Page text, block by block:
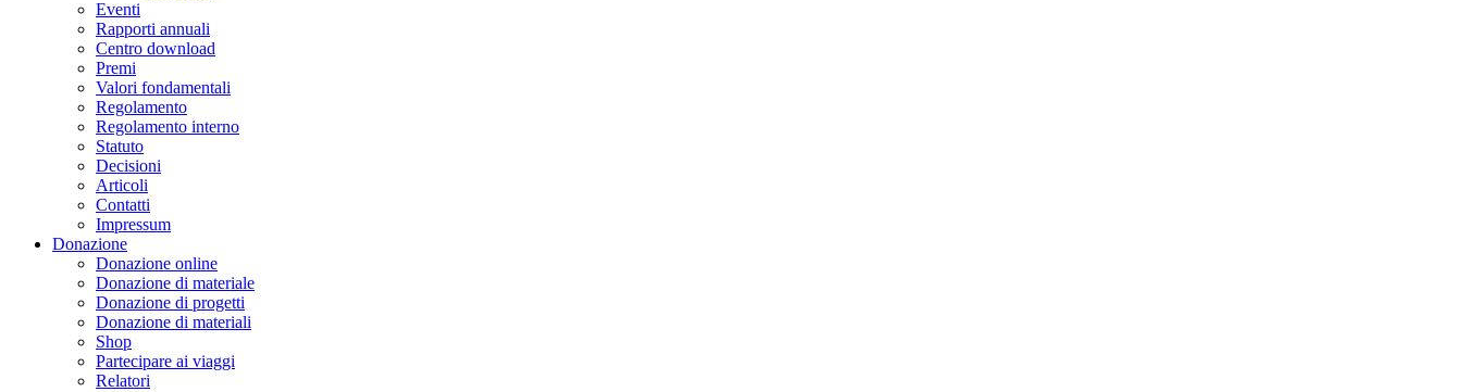
Eventi
Rapporti annuali
Centro download
Premi
Valori fondamentali
Regolamento
Regolamento interno
Statuto
Decisioni
Articoli
Contatti
Impressum
Donazione
Donazione online
Donazione di materiale
Donazione di progetti
Donazione di materiali
Shop
Partecipare ai viaggi
Relatori